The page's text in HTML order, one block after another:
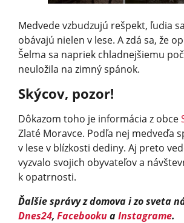
Medvede vzbudzujú rešpekt, ľudia
obávajú nielen v lese. A zdá sa, že
Šelma sa napriek chladnejšiemu
neuložila na zimný spánok.
Skýcov, pozor!
Dôkazom toho je informácia z obce
Zlaté Moravce. Podľa nej medveďa
v lese v blízkosti dediny. Aj preto
vyzvalo svojich obyvateľov a
k opatrnosti.
Ďalšie správy z domova i zo sveta
Dnes24, FacebookuaInstagrame.